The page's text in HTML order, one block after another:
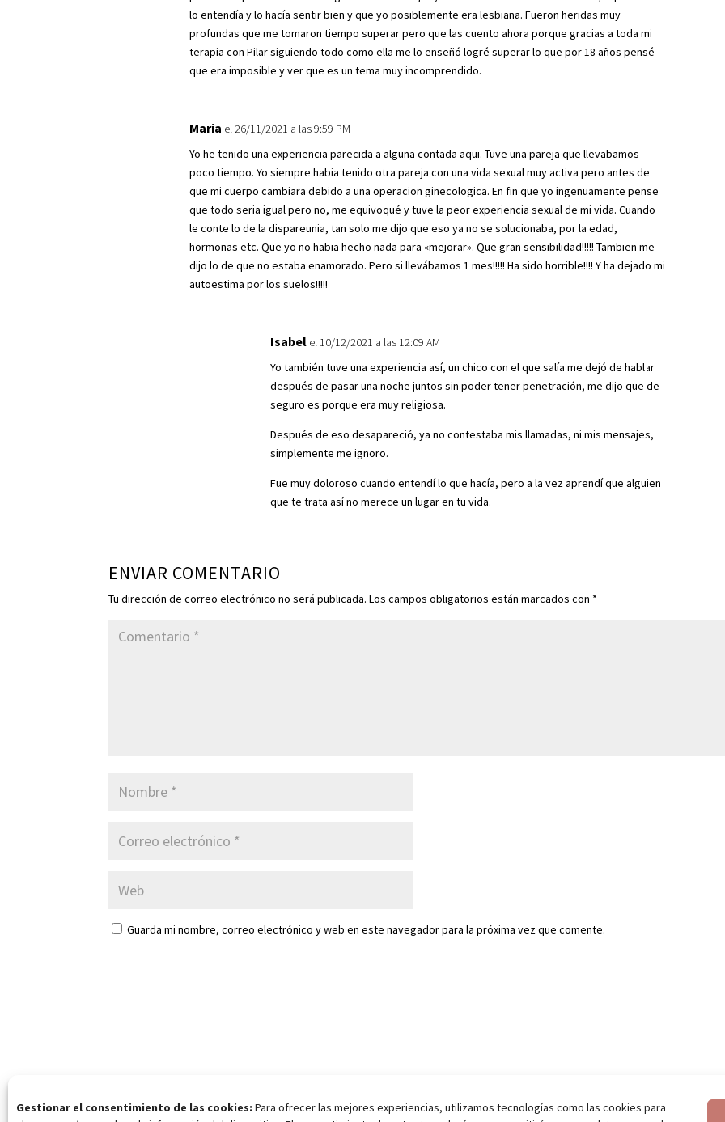
Gestionar el consentimiento de las cookies: Para ofrecer las mejores experiencias, utilizamos tecnologías como las cookies para
lo entendía y lo hacía sentir bien y que yo posiblemente era lesbiana. Fueron heridas muy
profundas que me tomaron tiempo superar pero que las cuento ahora porque gracias a toda mi
terapia con Pilar siguiendo todo como ella me lo enseñó logré superar lo que por 18 años pensé
que era imposible y ver que es un tema muy incomprendido.
Maria el 26/11/2021 a las 9:59 PM
Yo he tenido una experiencia parecida a alguna contada aqui. Tuve una pareja que llevabamos
poco tiempo. Yo siempre habia tenido otra pareja con una vida sexual muy activa pero antes de
que mi cuerpo cambiara debido a una operacion ginecologica. En fin que yo ingenuamente pense
que todo seria igual pero no, me equivoqué y tuve la peor experiencia sexual de mi vida. Cuando
le conte lo de la dispareunia, tan solo me dijo que eso ya no se solucionaba, por la edad,
hormonas etc. Que yo no habia hecho nada para «mejorar». Que gran sensibilidad!!!!! Tambien me
dijo lo de que no estaba enamorado. Pero si llevábamos 1 mes!!!!! Ha sido horrible!!!! Y ha dejado mi
autoestima por los suelos!!!!!
Isabel el 10/12/2021 a las 12:09 AM
Yo también tuve una experiencia así, un chico con el que salía me dejó de hablar
después de pasar una noche juntos sin poder tener penetración, me dijo que de
seguro es porque era muy religiosa.
Después de eso desapareció, ya no contestaba mis llamadas, ni mis mensajes,
simplemente me ignoro.
Fue muy doloroso cuando entendí lo que hacía, pero a la vez aprendí que alguien
que te trata así no merece un lugar en tu vida.
ENVIAR COMENTARIO
Tu dirección de correo electrónico no será publicada. Los campos obligatorios están marcados con *
Guarda mi nombre, correo electrónico y web en este navegador para la próxima vez que comente.